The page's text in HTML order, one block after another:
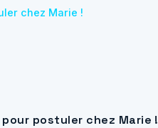
chez Marie !
postuler chez Marie !